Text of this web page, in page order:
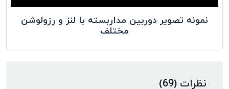
نمونه تصویر دوربین مداربسته با لنز و رزولوشن
مختلف
نظرات (69)